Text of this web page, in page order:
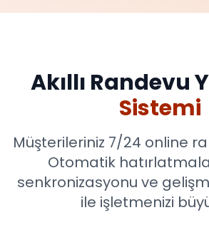
Akıllı Randevu
Sistemi
Müşterileriniz 7/24 online
Otomatik
senkronizasyonu ve
ile işletmenizi